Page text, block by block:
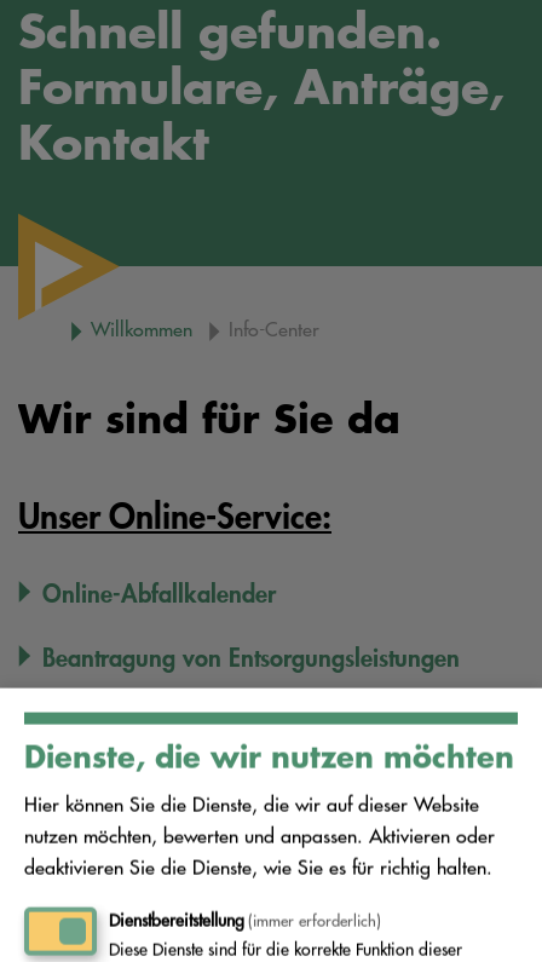
Schnell gefunden.
Formulare, Anträge,
Kontakt
Willkommen Info-Center
Wir sind für Sie da
Unser Online-Service:
Online-Abfallkalender
Beantragung von Entsorgungsleistungen
Anmeldung Sperrmüll bis 6 qm
Download aktueller Medien
Ihr persönlicher Kontakt:
Dienste, die wir nutzen möchten
Hier können Sie die Dienste, die wir auf dieser Website
nutzen möchten, bewerten und anpassen. Aktivieren oder
deaktivieren Sie die Dienste, wie Sie es für richtig halten.
Dienstbereitstellung(immer erforderlich)
Diese Dienste sind für die korrekte Funktion dieser